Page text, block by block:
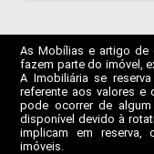
As Mobílias e artigo de
fazem parte do imóvel,
A Imobiliária se
referente aos valores e
pode ocorrer de
disponível devido à
implicam em reserva,
imóveis.